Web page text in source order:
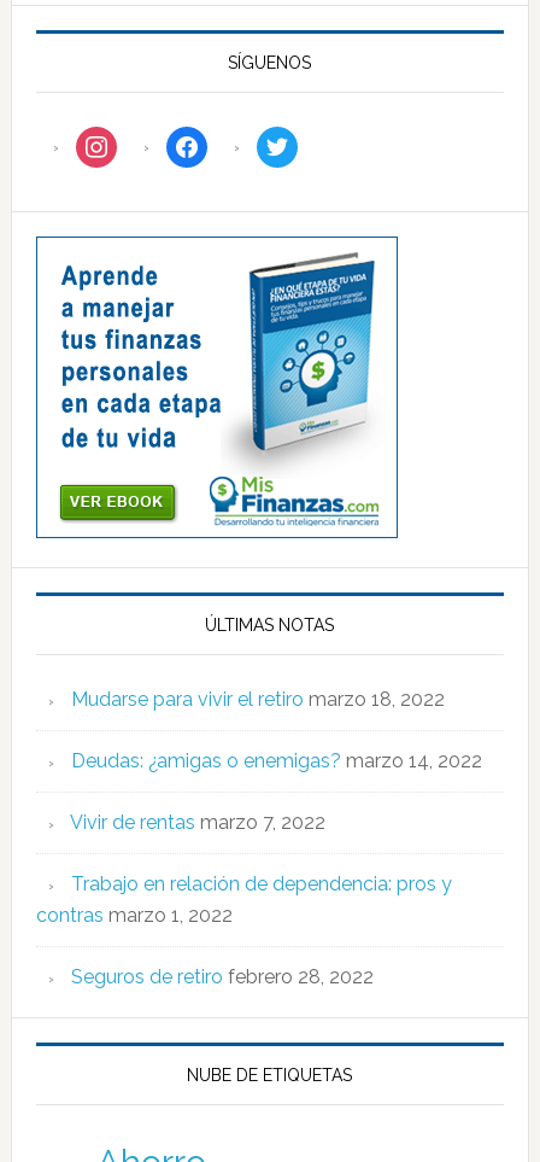
SÍGUENOS
instagram facebook twitter
ÚLTIMAS NOTAS
Mudarse para vivir el retiro marzo 18, 2022
Deudas: ¿amigas o enemigas? marzo 14, 2022
Vivir de rentas marzo 7, 2022
Trabajo en relación de dependencia: pros y
contras marzo 1, 2022
Seguros de retiro febrero 28, 2022
NUBE DE ETIQUETAS